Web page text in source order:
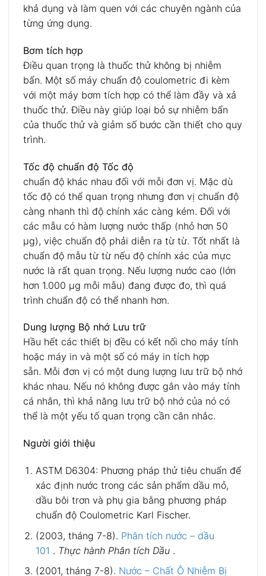
khả dụng và làm quen với các chuyên ngành của
từng ứng dụng.
Bơm tích hợp
Điều quan trọng là thuốc thử không bị nhiễm
bẩn. Một số máy chuẩn độ coulometric đi kèm
với một máy bơm tích hợp có thể làm đầy và xả
thuốc thử. Điều này giúp loại bỏ sự nhiễm bẩn
của thuốc thử và giảm số bước cần thiết cho quy
trình.
Tốc độ chuẩn độ Tốc độ
chuẩn độ khác nhau đối với mỗi đơn vị. Mặc dù
tốc độ có thể quan trọng nhưng đơn vị chuẩn độ
càng nhanh thì độ chính xác càng kém. Đối với
các mẫu có hàm lượng nước thấp (nhỏ hơn 50
µg), việc chuẩn độ phải diễn ra từ từ. Tốt nhất là
chuẩn độ mẫu từ từ nếu độ chính xác của mực
nước là rất quan trọng. Nếu lượng nước cao (lớn
hơn 1.000 µg mỗi mẫu) đang được đo, thì quá
trình chuẩn độ có thể nhanh hơn.
Dung lượng Bộ nhớ Lưu trữ
Hầu hết các thiết bị đều có kết nối cho máy tính
hoặc máy in và một số có máy in tích hợp
sẵn. Mỗi đơn vị có một dung lượng lưu trữ bộ nhớ
khác nhau. Nếu nó không được gắn vào máy tính
cá nhân, thì khả năng lưu trữ bộ nhớ của nó có
thể là một yếu tố quan trọng cần cân nhắc.
Người giới thiệu
ASTM D6304: Phương pháp thử tiêu chuẩn để
xác định nước trong các sản phẩm dầu mỏ,
dầu bôi trơn và phụ gia bằng phương pháp
chuẩn độ Coulometric Karl Fischer.
(2003, tháng 7-8). Phân tích nước – dầu
101 . Thực hành Phân tích Dầu.
(2001, tháng 7-8). Nước – Chất Ô Nhiễm Bị